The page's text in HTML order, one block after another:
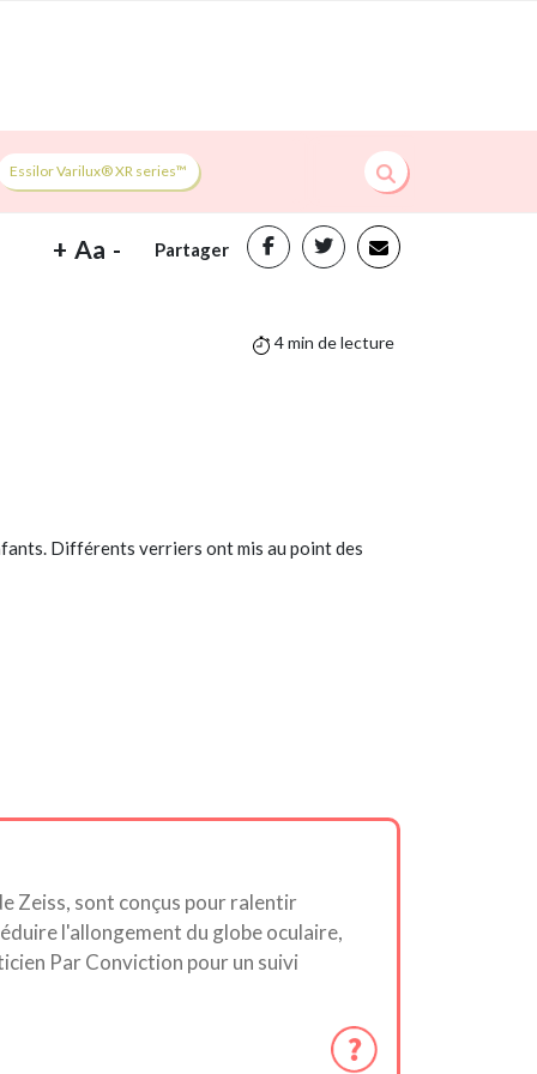
Essilor Varilux® XR series™
+ Aa - Partager
4 min de lecture
Différents verriers ont mis au point des
Zeiss, sont conçus pour ralentir
l'allongement du globe oculaire,
Par Conviction pour un suivi